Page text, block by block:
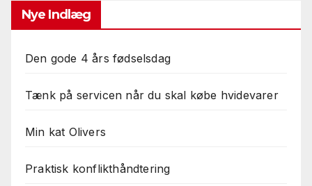
Nye Indlæg
Den gode 4 års fødselsdag
Tænk på servicen når du skal købe hvidevarer
Min kat Olivers
Praktisk konflikthåndtering